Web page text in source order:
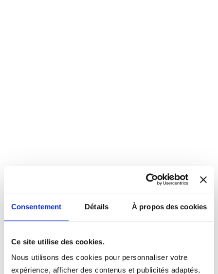
Consentement Détails À propos des cookies
Ce site utilise des cookies.
Nous utilisons des cookies pour personnaliser votre
expérience, afficher des contenus et publicités adaptés,